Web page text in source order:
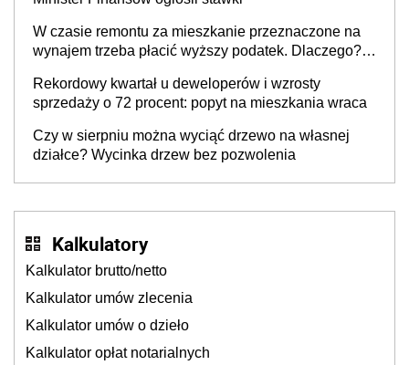
W czasie remontu za mieszkanie przeznaczone na
wynajem trzeba płacić wyższy podatek. Dlaczego?
Rekordowy kwartał u deweloperów i wzrosty
sprzedaży o 72 procent: popyt na mieszkania wraca
Czy w sierpniu można wyciąć drzewo na własnej
działce? Wycinka drzew bez pozwolenia
Kalkulatory
Kalkulator brutto/netto
Kalkulator umów zlecenia
Kalkulator umów o dzieło
Kalkulator opłat notarialnych